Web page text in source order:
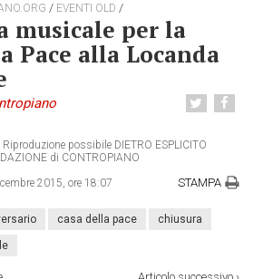
/ EVENTI OLD /
musicale per la
Pace alla Locanda
possibile DIETRO ESPLICITO
di CONTROPIANO
2015, ore 18:07 STAMPA
casa della pace chiusura